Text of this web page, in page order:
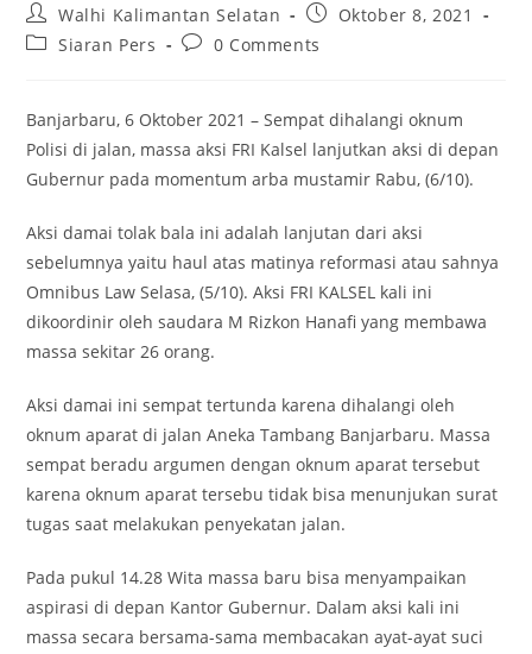
Post
author:
Walhi Kalimantan Selatan
Post
published:
Oktober 8, 2021
PostSiaran Pers
Post0 Comments
Banjarbaru, 6 Oktober 2021 – Sempat dihalangi oknum
Polisi di jalan, massa aksi FRI Kalsel lanjutkan aksi di depan
Gubernur pada momentum arba mustamir Rabu, (6/10).
Aksi damai tolak bala ini adalah lanjutan dari aksi
sebelumnya yaitu haul atas matinya reformasi atau sahnya
Omnibus Law Selasa, (5/10). Aksi FRI KALSEL kali ini
dikoordinir oleh saudara M Rizkon Hanafi yang membawa
massa sekitar 26 orang.
Aksi damai ini sempat tertunda karena dihalangi oleh
oknum aparat di jalan Aneka Tambang Banjarbaru. Massa
sempat beradu argumen dengan oknum aparat tersebut
karena oknum aparat tersebu tidak bisa menunjukan surat
tugas saat melakukan penyekatan jalan.
Pada pukul 14.28 Wita massa baru bisa menyampaikan
aspirasi di depan Kantor Gubernur. Dalam aksi kali ini
massa secara bersama-sama membacakan ayat-ayat suci